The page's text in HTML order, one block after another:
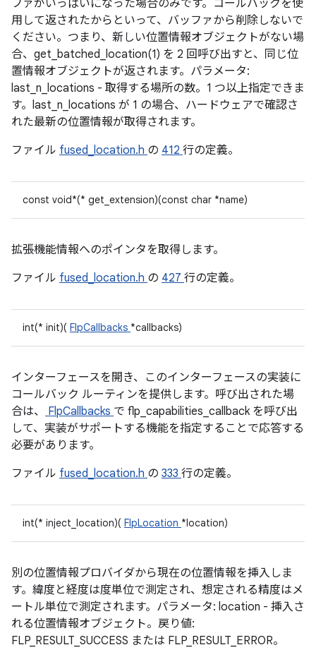
ファがいっぱいになった場合のみです。コールバックを使
用して返されたからといって、バッファから削除しないで
ください。つまり、新しい位置情報オブジェクトがない場
合、get_batched_location(1) を 2 回呼び出すと、同じ位
置情報オブジェクトが返されます。パラメータ:
last_n_locations - 取得する場所の数。1 つ以上指定できま
す。last_n_locations が 1 の場合、ハードウェアで確認さ
れた最新の位置情報が取得されます。
ファイル fused_location.h の 412 行の定義。
const void*(* get_extension)(const char *name)
拡張機能情報へのポインタを取得します。
ファイル fused_location.h の 427 行の定義。
int(* init)( FlpCallbacks *callbacks)
インターフェースを開き、このインターフェースの実装に
コールバック ルーティンを提供します。呼び出された場
合は、
FlpCallbacks で flp_capabilities_callback を呼び出
して、実装がサポートする機能を指定することで応答する
必要があります。
ファイル fused_location.h の 333 行の定義。
int(* inject_location)( FlpLocation *location)
別の位置情報プロバイダから現在の位置情報を挿入しま
す。緯度と経度は度単位で測定され、想定される精度はメ
ートル単位で測定されます。パラメータ: location - 挿入さ
れる位置情報オブジェクト。戻り値:
FLP_RESULT_SUCCESS または FLP_RESULT_ERROR。